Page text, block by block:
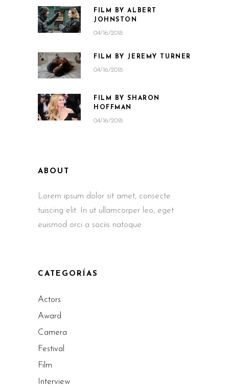
FILM BY ALBERT
JOHNSTON
04/16/2018
FILM BY JEREMY TURNER
04/16/2018
FILM BY SHARON
HOFFMAN
04/16/2018
ABOUT
Lorem ipsum dolor sit amet, consecte
tuiscing elit. In ut ullamcorper leo, eget
euismod orci a sociis natoque
CATEGORÍAS
Actors
Award
Camera
Festival
Film
Interview